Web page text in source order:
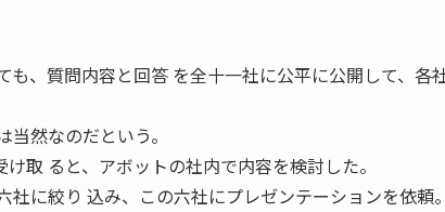
、質問内容と回答 を全十一社に公平に公開して、各
然なのだという。
取 ると、アボットの社内で内容を検討した。
に絞り 込み、この六社にプレゼンテーションを依頼。